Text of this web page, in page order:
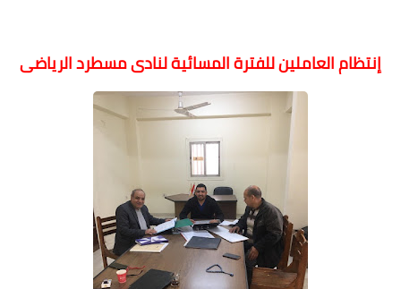
إنتظام العاملين للفترة المسائية لنادى مسطرد الرياضى